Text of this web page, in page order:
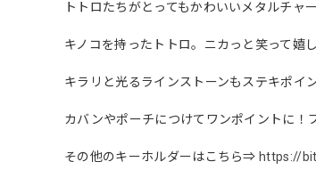
トトロたちがとってもかわいいメタルチャー
キノコを持ったトトロ。ニカっと笑って嬉
キラリと光るラインストーンもステキポイン
カバンやポーチにつけてワンポイントに！
その他のキーホルダーはこちら⇒ https://